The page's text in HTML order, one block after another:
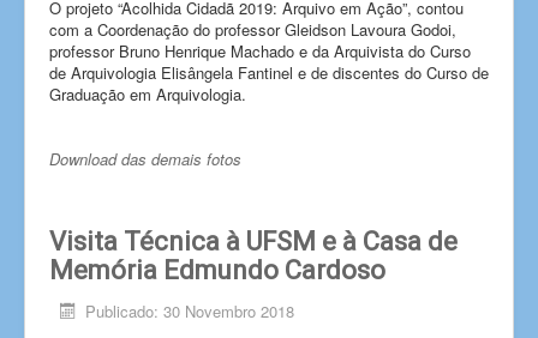
O projeto “Acolhida Cidadã 2019: Arquivo em Ação”, contou
com a Coordenação do professor Gleidson Lavoura Godoi,
professor Bruno Henrique Machado e da Arquivista do Curso
de Arquivologia Elisângela Fantinel e de discentes do Curso de
Graduação em Arquivologia.
Download das demais fotos
Visita Técnica à UFSM e à Casa de
Memória Edmundo Cardoso
Publicado: 30 Novembro 2018